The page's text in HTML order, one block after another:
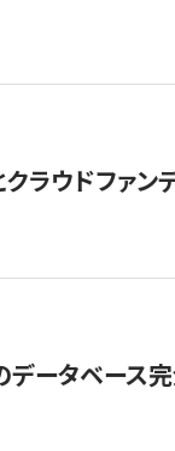
クラウドファ
ータベース